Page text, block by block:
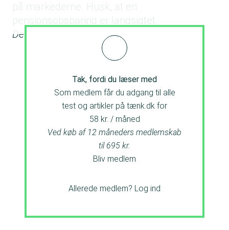
på markederne. Husk, at en
pensionsopsparing er langsigtet.
Det, der er rigtigt for dig, kan fx afhænge af:
Tak, fordi du læser med
Som medlem får du adgang til alle
test og artikler på tænk.dk for
58 kr. / måned
Ved køb af 12 måneders medlemskab
til 695 kr.
Bliv medlem
Allerede medlem? Log ind